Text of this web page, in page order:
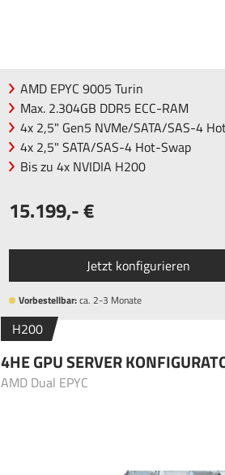
AMD EPYC 9005 Turin
Max. 2.304GB DDR5 ECC-RAM
4x 2,5" Gen5 NVMe/SATA/SAS-4
4x 2,5" SATA/SAS-4 Hot-Swap
Bis zu 4x NVIDIA H200
15.199,-
Jetzt konfigurieren
Vorbestellbar:ca. 2-3 Monate
H200
4HE GPU SERVER
AMD Dual EPYC